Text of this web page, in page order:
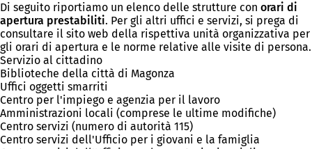
Di seguito riportiamo un elenco delle strutture con orari di
apertura prestabiliti. Per gli altri uffici e servizi, si prega di
consultare il sito web della rispettiva unità organizzativa per
gli orari di apertura e le norme relative alle visite di persona.
Servizio al cittadino
Biblioteche della città di Magonza
Uffici oggetti smarriti
Centro per l'impiego e agenzia per il lavoro
Amministrazioni locali (comprese le ultime modifiche)
Centro servizi (numero di autorità 115)
Centro servizi dell'Ufficio per i giovani e la famiglia